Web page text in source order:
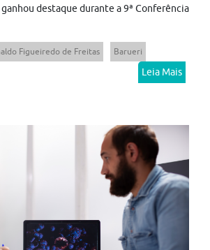
destaque durante a 9ª Conferência
Figueiredo de Freitas Barueri
Leia Mais